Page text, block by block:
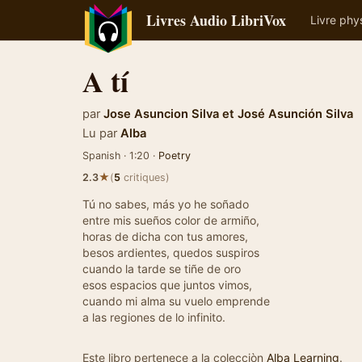
Livres Audio LibriVox Livre
A tí
par Jose Asuncion Silva et José Asunción Silva
Lu par Alba
Spanish · 1:20 · Poetry
2.3★(5 critiques)
Tú no sabes, más yo he soñado
entre mis sueños color de armiño,
horas de dicha con tus amores,
besos ardientes, quedos suspiros
cuando la tarde se tiñe de oro
esos espacios que juntos vimos,
cuando mi alma su vuelo emprende
a las regiones de lo infinito.
Este libro pertenece a la colecciòn Alba Learning.